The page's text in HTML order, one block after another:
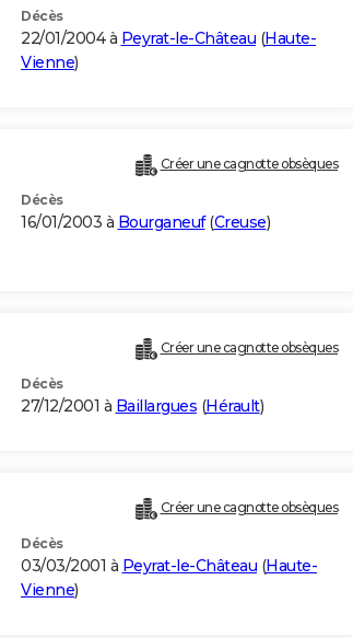
Décès
22/01/2004 à Peyrat-le-Château (Haute-
Vienne)
Créer une cagnotte obsèques
Décès
16/01/2003 à Bourganeuf(Creuse)
Créer une cagnotte obsèques
Décès
27/12/2001 à Baillargues (Hérault)
Créer une cagnotte obsèques
Décès
03/03/2001 à Peyrat-le-Château (Haute-
Vienne)